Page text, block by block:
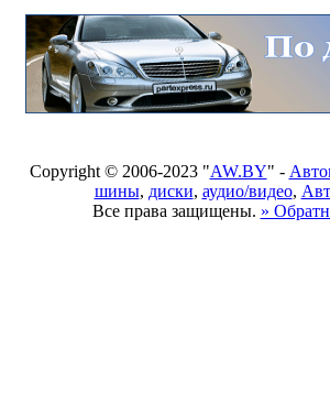
Copyright © 2006-2023 "AW.BY" -
шины, диски, аудио/видео,
Все права защищены. »